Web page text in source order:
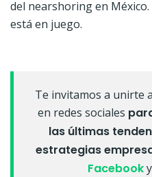
del nearshoring en
está en juego.
Te invitamos a unirte
en redes sociales
las últimas
estrategias
Facebooky